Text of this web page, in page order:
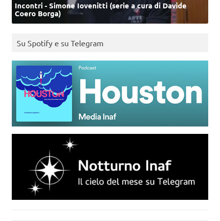
Incontri - Simone Iovenitti (serie a cura di Davide
Coero Borga)
Su Spotify e su Telegram